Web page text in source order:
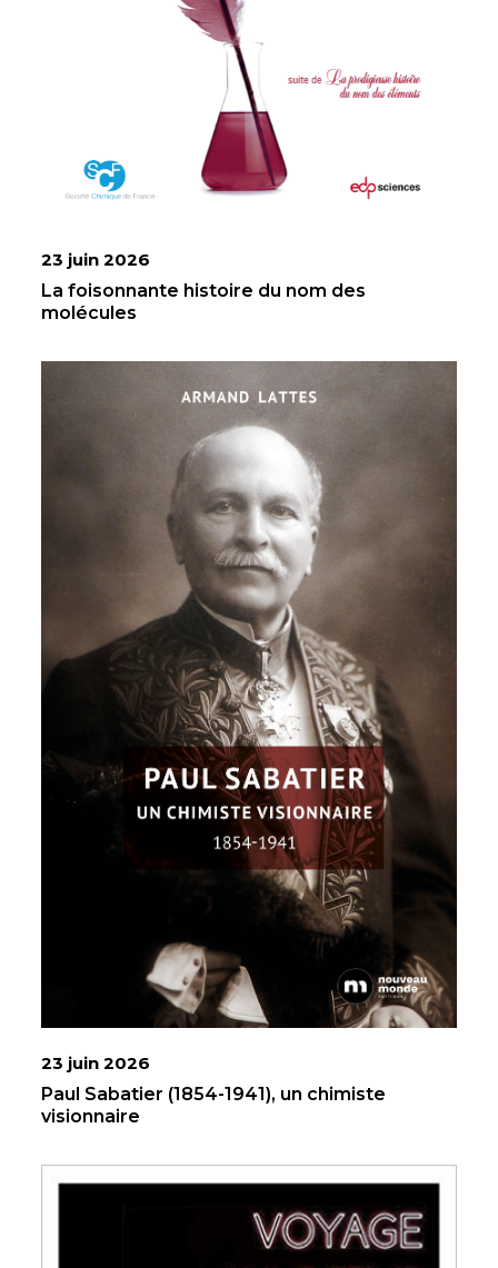
23 juin 2026
La foisonnante histoire du nom des
molécules
23 juin 2026
Paul Sabatier (1854-1941), un chimiste
visionnaire